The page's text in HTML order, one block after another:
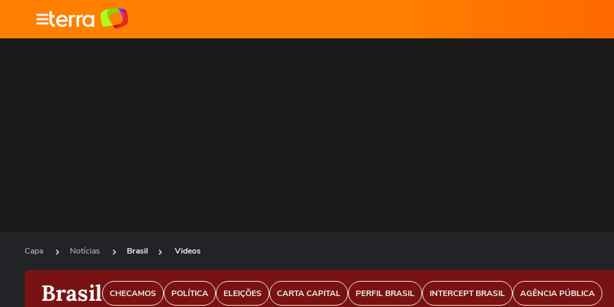
Capa Notícias Brasil Videos
Brasil CHECAMOS POLÍTICA ELEIÇÕES CARTA CAPITAL PERFIL BRASIL INTERCEPT BRASIL AGÊNCIA PÚBLICA